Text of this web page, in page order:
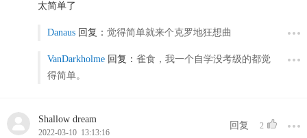
太简单了
Danaus 回复： 觉得简单就来个克罗地狂想曲
VanDarkholme 回复： 雀食，我一个自学没考级的都觉
得简单。
Shallow dream
2022-03-10 13:13:16
回复 2